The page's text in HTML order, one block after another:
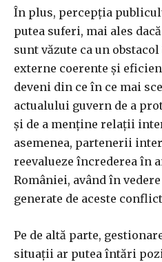
În plus, percepția
putea suferi, mai ales
sunt văzute ca un
externe coerente și
deveni din ce în ce mai
actualului guvern de a
și de a menține relații
asemenea, partenerii
reevalueze încrederea în
României, având în
generate de aceste
Pe de altă parte,
situații ar putea întări